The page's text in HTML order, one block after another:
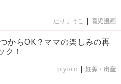
辻りょうこ | 育児漫画
からOK？ママの楽しみの再
ク！
piyoco | 妊娠・出産